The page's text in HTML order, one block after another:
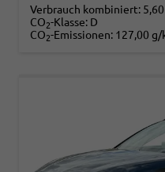
Verbrauch kombiniert:
CO2-Klasse: D
CO2-Emissionen: 127,00 g/